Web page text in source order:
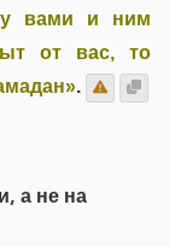
вами и ним
от вас, то
.
а не на